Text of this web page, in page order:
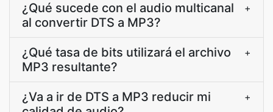
¿Qué sucede con el audio multicanal
al convertir DTS a MP3?
+
¿Qué tasa de bits utilizará el archivo
MP3 resultante?
+
¿Va a ir de DTS a MP3 reducir mi
+